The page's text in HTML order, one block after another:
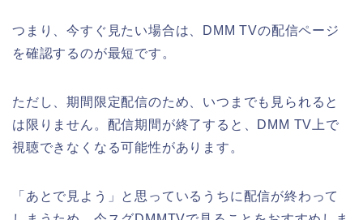
つまり、今すぐ見たい場合は、DMM TVの配信ページ
を確認するのが最短です。
ただし、期間限定配信のため、いつまでも見られると
は限りません。配信期間が終了すると、DMM TV上で
視聴できなくなる可能性があります。
「あとで見よう」と思っているうちに配信が終わって